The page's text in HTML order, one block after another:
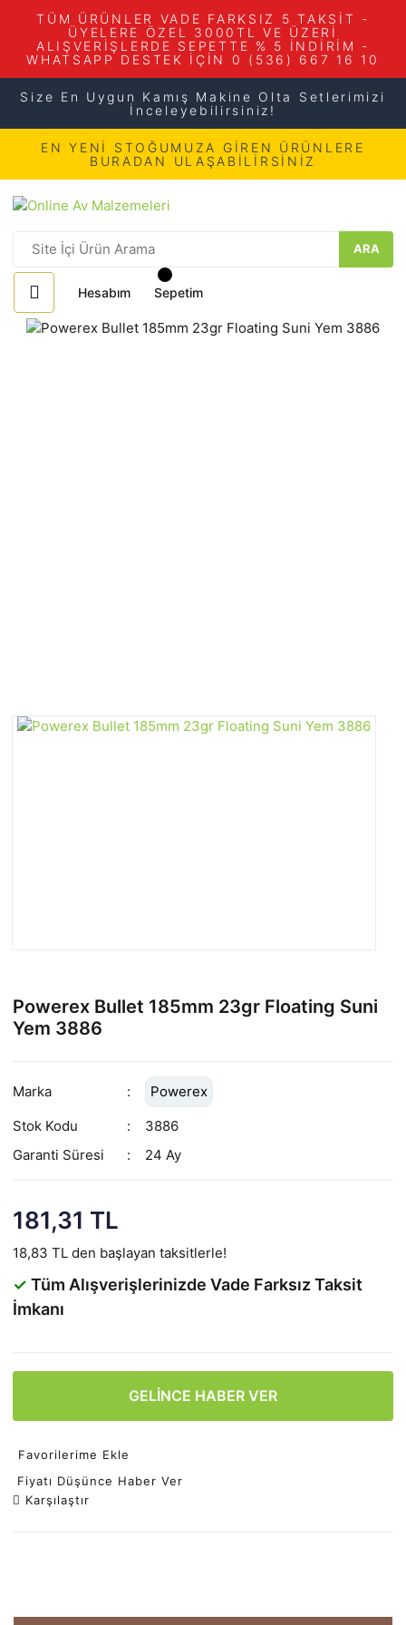
TÜM ÜRÜNLER VADE FARKSIZ 5 TAKSİT -
ÜYELERE ÖZEL 3000TL VE ÜZERİ
ALIŞVERİŞLERDE SEPETTE % 5 İNDİRİM -
WHATSAPP DESTEK İÇİN 0 (536) 667 16 10
Size En Uygun Kamış Makine Olta Setlerimizi
İnceleyebilirsiniz!
EN YENİ STOĞUMUZA GİREN ÜRÜNLERE
BURADAN ULAŞABİLİRSİNİZ
ARA
Hesabım Sepetim
Powerex Bullet 185mm 23gr Floating Suni
Yem 3886
Marka
Powerex
Stok Kodu
3886
Garanti Süresi
24 Ay
181,31 TL
18,83 TL den başlayan taksitlerle!
✓ Tüm Alışverişlerinizde Vade Farksız Taksit
İmkanı
GELİNCE HABER VER
Favorilerime Ekle
Fiyatı Düşünce Haber Ver
Karşılaştır